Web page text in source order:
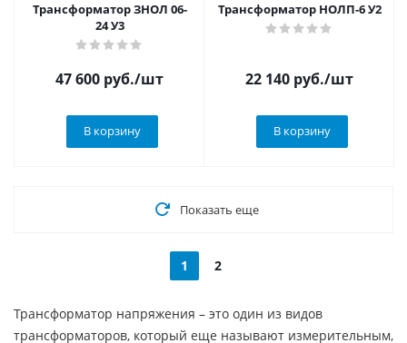
Трансформатор ЗНОЛ 06-
24 У3
47 600 руб./шт
В корзину
Трансформатор НОЛП-6 У2
22 140 руб./шт
В корзину
Показать еще
1 2
Трансформатор напряжения – это один из видов
трансформаторов, который еще называют измерительным,